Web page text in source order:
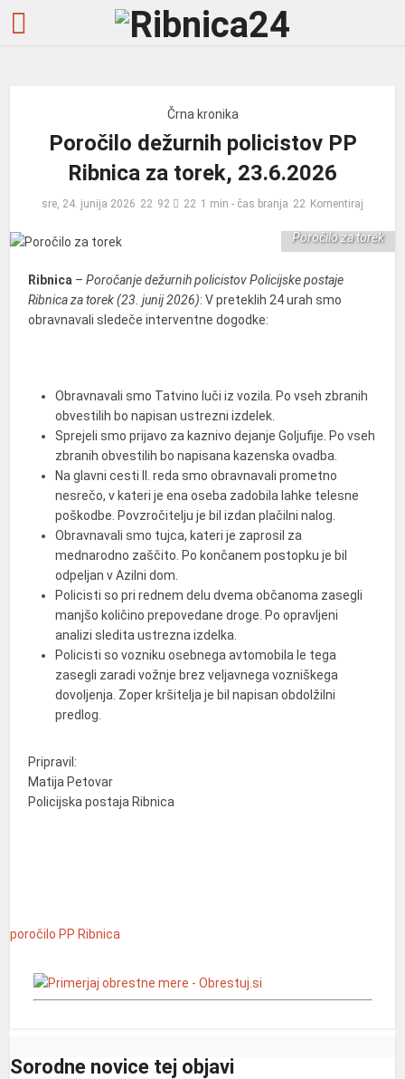
Črna kronika
Poročilo dežurnih policistov PP
Ribnica za torek, 23.6.2026
sre, 24. junija 2026 92 1 min - čas branja Komentiraj
Poročilo za torek
Ribnica –Poročanje dežurnih policistov Policijske postaje
Ribnica za torek (23. junij 2026): V preteklih 24 urah smo
obravnavali sledeče interventne dogodke:
Obravnavali smo Tatvino luči iz vozila. Po vseh zbranih
obvestilih bo napisan ustrezni izdelek.
Sprejeli smo prijavo za kaznivo dejanje Goljufije. Po vseh
zbranih obvestilih bo napisana kazenska ovadba.
Na glavni cesti II. reda smo obravnavali prometno
nesrečo, v kateri je ena oseba zadobila lahke telesne
poškodbe. Povzročitelju je bil izdan plačilni nalog.
Obravnavali smo tujca, kateri je zaprosil za
mednarodno zaščito. Po končanem postopku je bil
odpeljan v Azilni dom.
Policisti so pri rednem delu dvema občanoma zasegli
manjšo količino prepovedane droge. Po opravljeni
analizi sledita ustrezna izdelka.
Policisti so vozniku osebnega avtomobila le tega
zasegli zaradi vožnje brez veljavnega vozniškega
dovoljenja. Zoper kršitelja je bil napisan obdolžilni
predlog.
Pripravil:
Matija Petovar
Policijska postaja Ribnica
poročilo PP Ribnica
Sorodne novice tej objavi